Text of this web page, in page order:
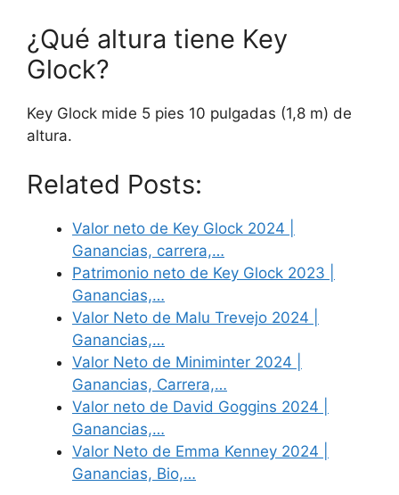
¿Qué altura tiene Key
Glock?
Key Glock mide 5 pies 10 pulgadas (1,8 m) de
altura.
Related Posts:
Valor neto de Key Glock 2024 |
Ganancias, carrera,…
Patrimonio neto de Key Glock 2023 |
Ganancias,…
Valor Neto de Malu Trevejo 2024 |
Ganancias,…
Valor Neto de Miniminter 2024 |
Ganancias, Carrera,…
Valor neto de David Goggins 2024 |
Ganancias,…
Valor Neto de Emma Kenney 2024 |
Ganancias, Bio,…